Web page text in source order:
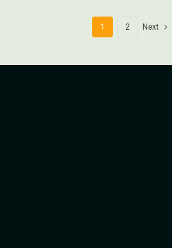
1 2 Next